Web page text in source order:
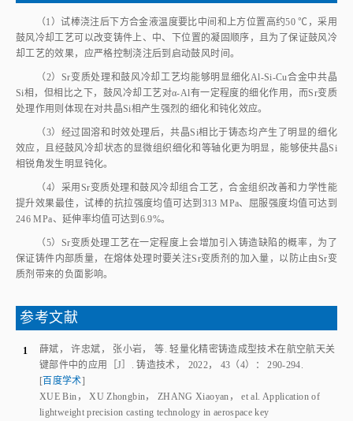
（1）试棒浇注后下方合金液温度要比中间和上方位置高约50 ℃，采用
鼓风冷却工艺可以改变铸件上、中、下位置的凝固顺序，且为了保证鼓风冷
却工艺的效果，应严格控制浇注后到启动鼓风时间。
（2）Sr变质处理和鼓风冷却工艺均能够明显细化Al‑Si‑Cu合金中共晶
Si相，但相比之下，鼓风冷却工艺对α‑Al有一定程度的细化作用，而Sr变质
处理作用则体现在对共晶Si相产生强烈的细化和钝化效应。
（3）经过固溶和时效处理后，共晶Si相比于铸态均产生了明显的细化
效应，且经鼓风冷却状态的显微组织细化和等轴化更为明显，能够使共晶Si
相锐角发生明显钝化。
（4）采用Sr变质处理和鼓风冷却组合工艺，合金组织改善和力学性能
提升效果最佳，试棒的抗拉强度均值可达到313 MPa、屈服强度均值可达到
246 MPa、延伸率均值可达到6.9%。
（5）Sr变质处理工艺在一定程度上会增加引入铸造缺陷的概率，为了
保证铸件内部质量，在熔体处理时要关注Sr变质剂的加入量，以防止由Sr变
质剂带来的负面影响。
参考文献
1 薛斌 ，许忠斌 ， 张小岩，等.轻量化精密铸造成型技术在航空航天关
键部件中的应用
［J］.铸造技术 ， 2022， 43 （4）：290‑294.
[百度学术]
XUE Bin ，XU Zhongbin， ZHANG Xiaoyan ，et al. Application of
lightweight precision casting technology in aerospace key